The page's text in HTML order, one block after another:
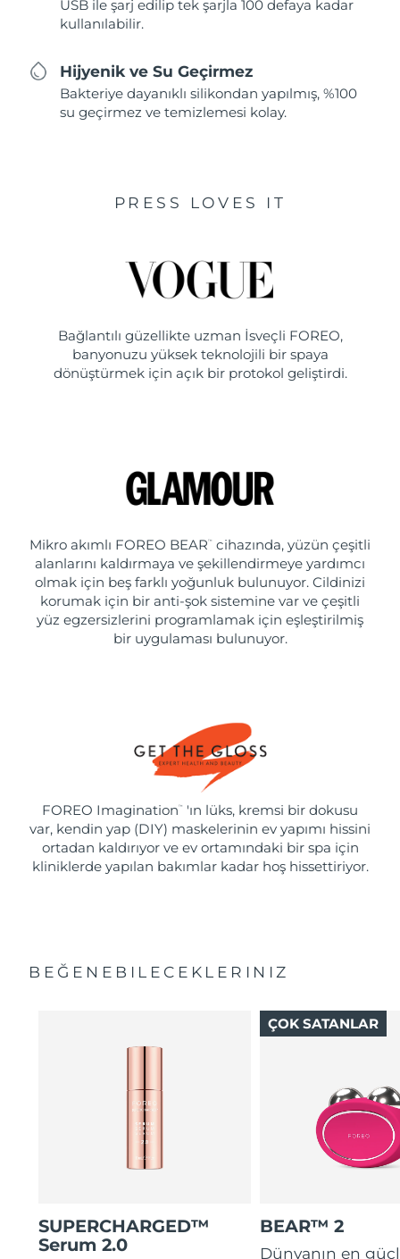
USB ile şarj edilip tek şarjla 100 defaya kadar
kullanılabilir.
Hijyenik ve Su Geçirmez
Bakteriye dayanıklı silikondan yapılmış, %100
su geçirmez ve temizlemesi kolay.
PRESS LOVES IT
Bağlantılı güzellikte uzman İsveçli FOREO,
banyonuzu yüksek teknolojili bir spaya
dönüştürmek için açık bir protokol geliştirdi.
Mikro akımlı FOREO BEAR ™
cihazında, yüzün çeşitli
alanlarını kaldırmaya ve şekillendirmeye yardımcı
olmak için beş farklı yoğunluk bulunuyor. Cildinizi
korumak için bir anti-şok sistemine var ve çeşitli
yüz egzersizlerini programlamak için eşleştirilmiş
bir uygulaması bulunuyor.
FOREO Imagination ™
'ın lüks, kremsi bir dokusu
var, kendin yap (DIY) maskelerinin ev yapımı hissini
ortadan kaldırıyor ve ev ortamındaki bir spa için
kliniklerde yapılan bakımlar kadar hoş hissettiriyor.
BEĞENEBILECEKLERINIZ
SUPERCHARGED™
Serum 2.0
BEAR™ 2
Dünyanın en
ÇOK SATANLAR